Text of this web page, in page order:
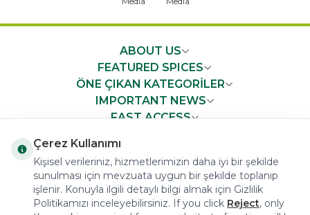
ABOUT US
FEATURED SPICES
ÖNE ÇIKAN KATEGORİLER
IMPORTANT NEWS
FAST ACCESS
COPYRIGHT © 2023 arifoglu.com ALL RIGHTS RESERVED
Çerez Kullanımı
Kişisel verileriniz, hizmetlerimizin daha iyi bir şekilde
sunulması için mevzuata uygun bir şekilde toplanıp
işlenir. Konuyla ilgili detaylı bilgi almak için Gizlilik
Politikamızı inceleyebilirsiniz. If you click Reject, only